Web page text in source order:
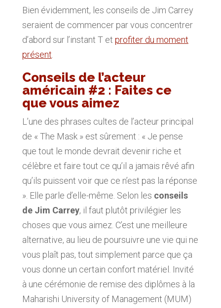
Bien évidemment, les conseils de Jim Carrey
seraient de commencer par vous concentrer
d’abord sur l’instant T et profiter du moment
présent.
Conseils de l’acteur
américain #2 : Faites ce
que vous aimez
L’une des phrases cultes de l’acteur principal
de « The Mask » est sûrement : « Je pense
que tout le monde devrait devenir riche et
célèbre et faire tout ce qu’il a jamais rêvé afin
qu’ils puissent voir que ce n’est pas la réponse
». Elle parle d’elle-même. Selon les conseils
de Jim Carrey, il faut plutôt privilégier les
choses que vous aimez. C’est une meilleure
alternative, au lieu de poursuivre une vie qui ne
vous plaît pas, tout simplement parce que ça
vous donne un certain confort matériel. Invité
à une cérémonie de remise des diplômes à la
Maharishi University of Management (MUM)